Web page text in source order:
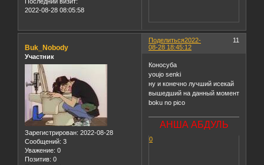
2022-08-28 08:05:58
Поделиться 11
2022-
08-28 18:45:12
Buk_Nobody
Участник
Зарегистрирован: 2022-08-28
Сообщений: 3
Уважение: 0
Позитив: 0
Коносуба
youjo senki
ну и конечно лучший исекай
вышедший на данный момент
boku no pico
АНША АБДУЛЬ
0